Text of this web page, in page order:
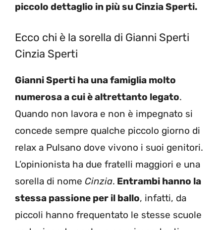
piccolo dettaglio in più su Cinzia Sperti.
Ecco chi è la sorella di Gianni Sperti
Cinzia Sperti
Gianni Sperti ha una famiglia molto
numerosa a cui è altrettanto legato.
Quando non lavora e non è impegnato si
concede sempre qualche piccolo giorno di
relax a Pulsano dove vivono i suoi genitori.
L’opinionista ha due fratelli maggiori e una
sorella di nome Cinzia. Entrambi hanno la
stessa passione per il ballo, infatti, da
piccoli hanno frequentato le stesse scuole